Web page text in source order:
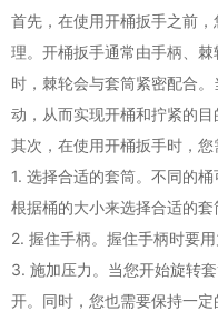
首先，在使用开桶扳手之前
理。开桶扳手通常由手柄、
时，棘轮会与套筒紧密配合
动，从而实现开桶和拧紧的目
其次，在使用开桶扳手时，您
1. 选择合适的套筒。不同的
根据桶的大小来选择合适的套
2. 握住手柄。握住手柄时要
3. 施加压力。当您开始旋转
开。同时，您也需要保持一